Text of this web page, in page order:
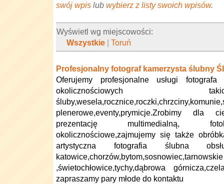
swój wpis lub wybierz z listy swoich wpisów.
Wyświetl wg miejscowości:
Wszystkie |Toruń
Profesjonalny fotograf kamerzysta ślubny
Oferujemy profesjonalne usługi
plenerowe,eventy,prymicje.Zrobimy dla
prezentację multimedialną,
okolicznościowe,zajmujemy się także
artystyczna fotografia ślubna
,świetochłowice,tychy,dąbrowa
zapraszamy pary młode do kontaktu